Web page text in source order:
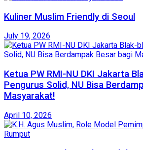
Kuliner Muslim Friendly di Seoul
July 19, 2026
Ketua PW RMI-NU DKI Jakarta
Pengurus Solid, NU Bisa
Masyarakat!
April 10, 2026